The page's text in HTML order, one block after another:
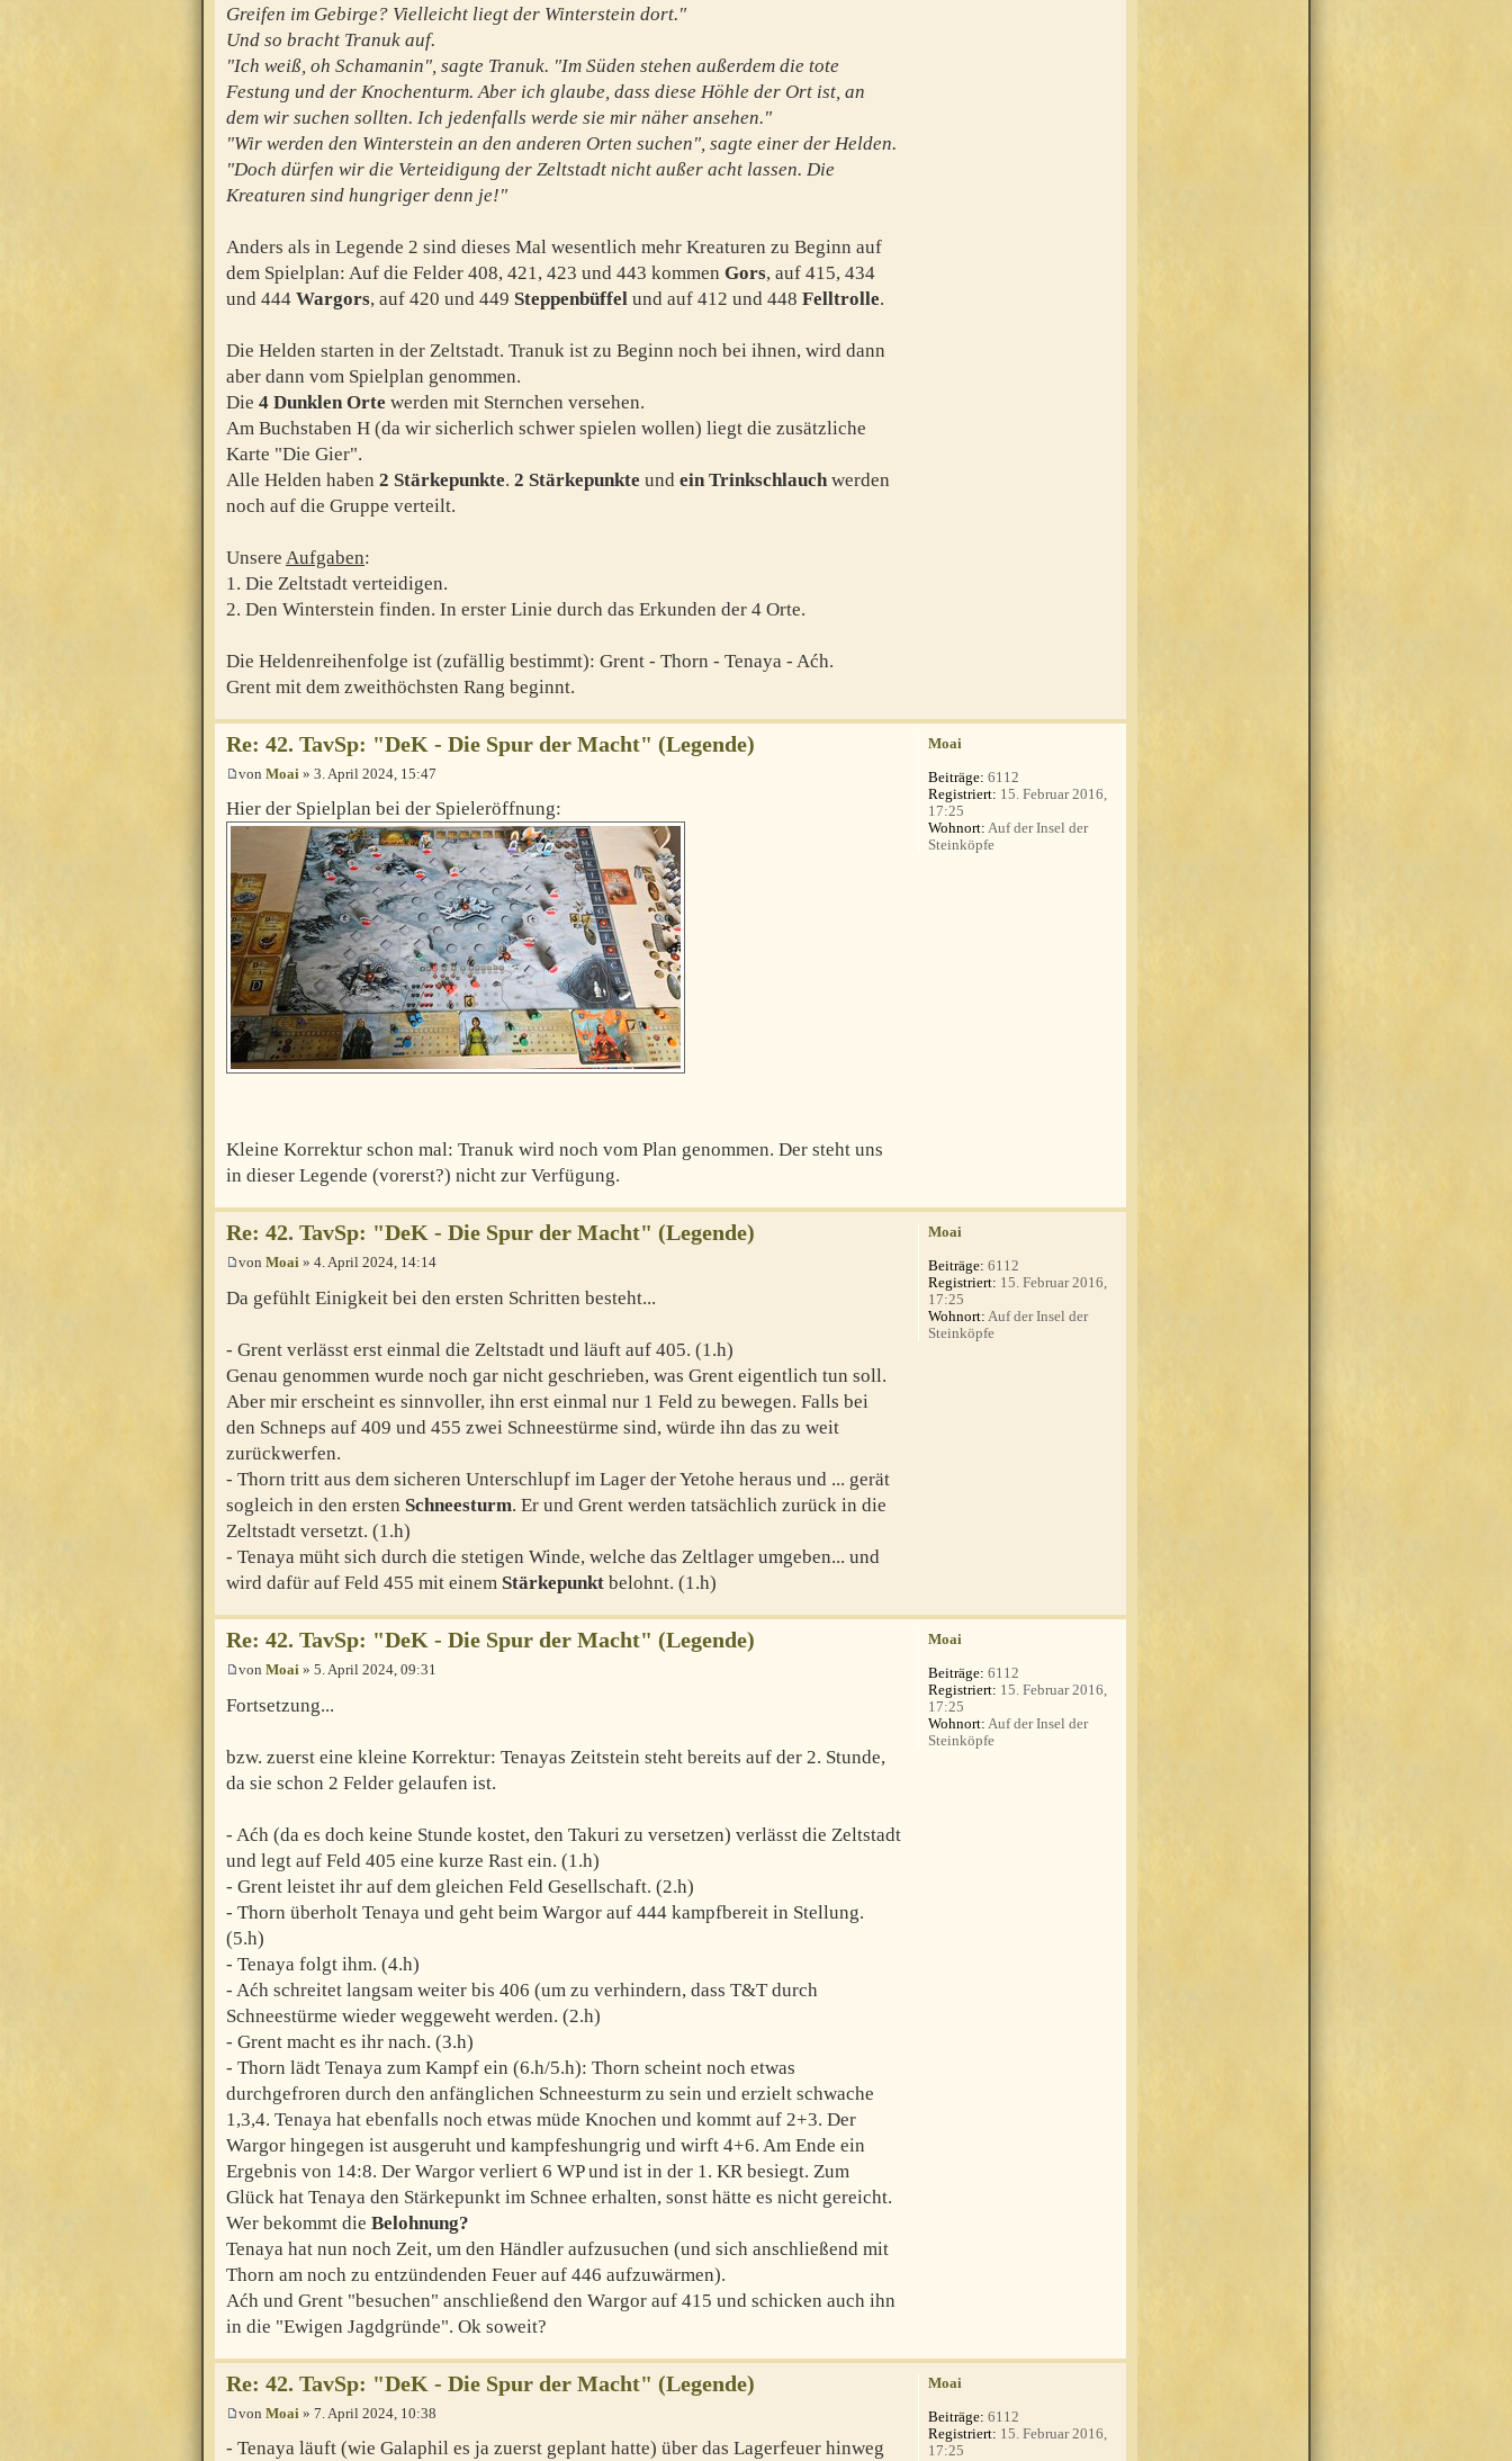
Greifen im Gebirge? Vielleicht liegt der Winterstein dort."
Und so bracht Tranuk auf.
"Ich weiß, oh Schamanin", sagte Tranuk. "Im Süden stehen außerdem die tote
Festung und der Knochenturm. Aber ich glaube, dass diese Höhle der Ort ist, an
dem wir suchen sollten. Ich jedenfalls werde sie mir näher ansehen."
"Wir werden den Winterstein an den anderen Orten suchen", sagte einer der Helden.
"Doch dürfen wir die Verteidigung der Zeltstadt nicht außer acht lassen. Die
Kreaturen sind hungriger denn je!"
Anders als in Legende 2 sind dieses Mal wesentlich mehr Kreaturen zu Beginn auf
dem Spielplan: Auf die Felder 408, 421, 423 und 443 kommen Gors, auf 415, 434
und 444 Wargors, auf 420 und 449 Steppenbüffel und auf 412 und 448 Felltrolle.
Die Helden starten in der Zeltstadt. Tranuk ist zu Beginn noch bei ihnen, wird dann
aber dann vom Spielplan genommen.
Die 4 Dunklen Orte werden mit Sternchen versehen.
Am Buchstaben H (da wir sicherlich schwer spielen wollen) liegt die zusätzliche
Karte "Die Gier".
Alle Helden haben 2 Stärkepunkte. 2 Stärkepunkte und ein Trinkschlauchwerden
noch auf die Gruppe verteilt.
Unsere Aufgaben:
1. Die Zeltstadt verteidigen.
2. Den Winterstein finden. In erster Linie durch das Erkunden der 4 Orte.
Die Heldenreihenfolge ist (zufällig bestimmt): Grent - Thorn - Tenaya - Aćh.
Grent mit dem zweithöchsten Rang beginnt.
Re: 42. TavSp: "DeK - Die Spur der Macht" (Legende)
von Moai » 3. April 2024, 15:47
Hier der Spielplan bei der Spieleröffnung:
Kleine Korrektur schon mal: Tranuk wird noch vom Plan genommen. Der steht uns
in dieser Legende (vorerst?) nicht zur Verfügung.
Moai
Beiträge: 6112
Registriert: 15. Februar 2016,
17:25
Wohnort: Auf der Insel der
Steinköpfe
Re: 42. TavSp: "DeK - Die Spur der Macht" (Legende)
von Moai » 4. April 2024, 14:14
Da gefühlt Einigkeit bei den ersten Schritten besteht...
- Grent verlässt erst einmal die Zeltstadt und läuft auf 405. (1.h)
Genau genommen wurde noch gar nicht geschrieben, was Grent eigentlich tun soll.
Aber mir erscheint es sinnvoller, ihn erst einmal nur 1 Feld zu bewegen. Falls bei
den Schneps auf 409 und 455 zwei Schneestürme sind, würde ihn das zu weit
zurückwerfen.
- Thorn tritt aus dem sicheren Unterschlupf im Lager der Yetohe heraus und ... gerät
sogleich in den ersten Schneesturm. Er und Grent werden tatsächlich zurück in die
Zeltstadt versetzt. (1.h)
- Tenaya müht sich durch die stetigen Winde, welche das Zeltlager umgeben... und
wird dafür auf Feld 455 mit einem Stärkepunkt belohnt. (1.h)
Moai
Beiträge: 6112
Registriert: 15. Februar 2016,
17:25
Wohnort: Auf der Insel der
Steinköpfe
Re: 42. TavSp: "DeK - Die Spur der Macht" (Legende)
von Moai » 5. April 2024, 09:31
Fortsetzung...
bzw. zuerst eine kleine Korrektur: Tenayas Zeitstein steht bereits auf der 2. Stunde,
da sie schon 2 Felder gelaufen ist.
- Aćh (da es doch keine Stunde kostet, den Takuri zu versetzen) verlässt die Zeltstadt
und legt auf Feld 405 eine kurze Rast ein. (1.h)
- Grent leistet ihr auf dem gleichen Feld Gesellschaft. (2.h)
- Thorn überholt Tenaya und geht beim Wargor auf 444 kampfbereit in Stellung.
(5.h)
- Tenaya folgt ihm. (4.h)
- Aćh schreitet langsam weiter bis 406 (um zu verhindern, dass T&T durch
Schneestürme wieder weggeweht werden. (2.h)
- Grent macht es ihr nach. (3.h)
- Thorn lädt Tenaya zum Kampf ein (6.h/5.h): Thorn scheint noch etwas
durchgefroren durch den anfänglichen Schneesturm zu sein und erzielt schwache
1,3,4. Tenaya hat ebenfalls noch etwas müde Knochen und kommt auf 2+3. Der
Wargor hingegen ist ausgeruht und kampfeshungrig und wirft 4+6. Am Ende ein
Ergebnis von 14:8. Der Wargor verliert 6 WP und ist in der 1. KR besiegt. Zum
Glück hat Tenaya den Stärkepunkt im Schnee erhalten, sonst hätte es nicht gereicht.
Wer bekommt die Belohnung?
Tenaya hat nun noch Zeit, um den Händler aufzusuchen (und sich anschließend mit
Thorn am noch zu entzündenden Feuer auf 446 aufzuwärmen).
Aćh und Grent "besuchen" anschließend den Wargor auf 415 und schicken auch ihn
in die "Ewigen Jagdgründe". Ok soweit?
Moai
Beiträge: 6112
Registriert: 15. Februar 2016,
17:25
Wohnort: Auf der Insel der
Steinköpfe
Re: 42. TavSp: "DeK - Die Spur der Macht" (Legende)
von Moai » 7. April 2024, 10:38
- Tenaya läuft (wie Galaphil es ja zuerst geplant hatte) über das Lagerfeuer hinweg
Moai
Beiträge: 6112
Registriert: 15. Februar 2016,
17:25